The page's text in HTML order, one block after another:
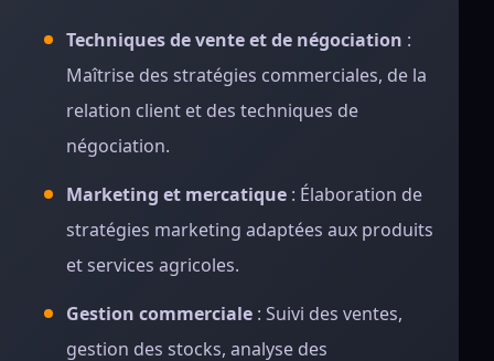
Techniques de vente et de négociation :
Maîtrise des stratégies commerciales, de la
relation client et des techniques de
négociation.
Marketing et mercatique : Élaboration de
stratégies marketing adaptées aux produits
et services agricoles.
Gestion commerciale : Suivi des ventes,
gestion des stocks, analyse des